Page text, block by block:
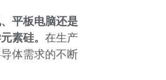
平板电脑还是
素硅。 在生产
体需求的不断